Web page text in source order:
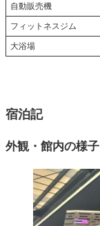
自動販売機
フィットネスジム
大浴場
宿泊記
外観・館内の様子